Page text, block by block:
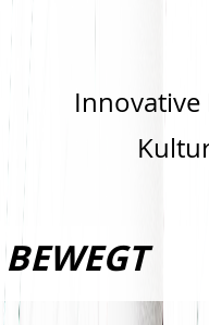
BEWEGT